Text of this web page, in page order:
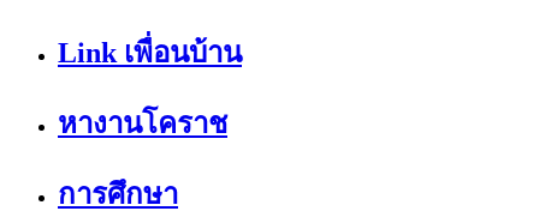
Link เพื่อนบ้าน
หางานโคราช
การศึกษา